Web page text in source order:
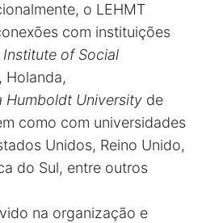
o LEHMT
com instituições
of Social
Holanda,
Humboldt University de
como com universidades
Unidos, Reino Unido,
do Sul, entre outros
na organização e